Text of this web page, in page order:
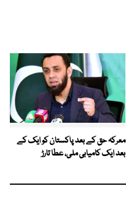
معرکہ حق کے بعد پاکستان کو ایک کے
بعد ایک کامیابی ملی، عطا تارڑ